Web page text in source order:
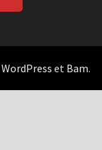
WordPress et Bam.